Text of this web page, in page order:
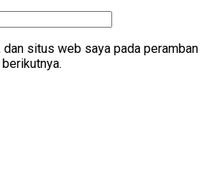
dan situs web saya pada peramban